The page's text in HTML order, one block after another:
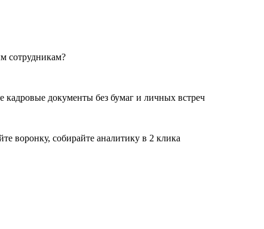
сотрудникам?
кадровые документы без бумаг и личных встреч
воронку, собирайте аналитику в 2 клика